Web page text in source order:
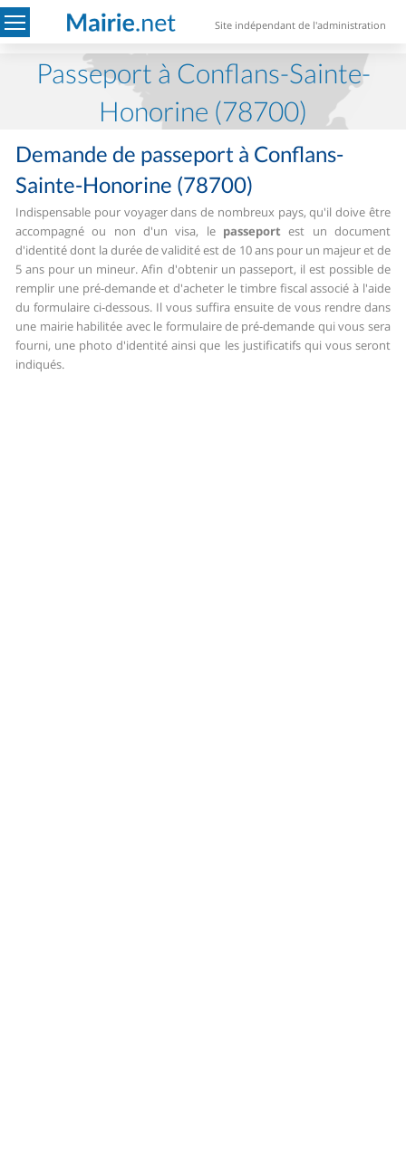
Site indépendant de l'administration
Passeport à Conflans-Sainte-
Honorine (78700)
Demande de passeport à Conflans-
Sainte-Honorine (78700)
Indispensable pour voyager dans de nombreux pays, qu'il doive être
accompagné ou non d'un visa, le passeport est un document
d'identité dont la durée de validité est de 10 ans pour un majeur et de
5 ans pour un mineur. Afin d'obtenir un passeport, il est possible de
remplir une pré-demande et d'acheter le timbre fiscal associé à l'aide
du formulaire ci-dessous. Il vous suffira ensuite de vous rendre dans
une mairie habilitée avec le formulaire de pré-demande qui vous sera
fourni, une photo d'identité ainsi que les justificatifs qui vous seront
indiqués.